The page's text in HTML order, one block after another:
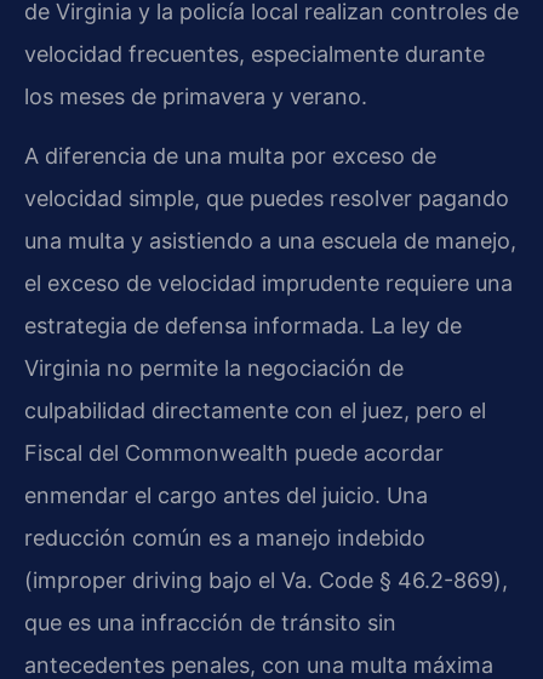
de Virginia y la policía local realizan controles de
velocidad frecuentes, especialmente durante
los meses de primavera y verano.
A diferencia de una multa por exceso de
velocidad simple, que puedes resolver pagando
una multa y asistiendo a una escuela de manejo,
el exceso de velocidad imprudente requiere una
estrategia de defensa informada. La ley de
Virginia no permite la negociación de
culpabilidad directamente con el juez, pero el
Fiscal del Commonwealth puede acordar
enmendar el cargo antes del juicio. Una
reducción común es a manejo indebido
(improper driving bajo el Va. Code § 46.2-869),
que es una infracción de tránsito sin
antecedentes penales, con una multa máxima